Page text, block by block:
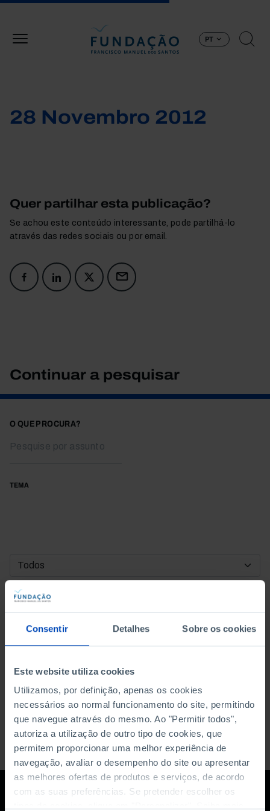
Consentir Detalhes Sobre os cookies
Este website utiliza cookies
Utilizamos, por definição, apenas os cookies
necessários ao normal funcionamento do site, permitindo
que navegue através do mesmo. Ao "Permitir todos",
autoriza a utilização de outro tipo de cookies, que
permitem proporcionar uma melhor experiência de
navegação, avaliar o desempenho do site ou apresentar
as melhores ofertas de produtos e serviços, de acordo
com as suas preferências. Se pretender escolher os
PT
28 Novembro 2012
Quer partilhar esta publicação?
Se achou este conteúdo interessante, pode partilhá-lo
através das redes sociais ou por email.
Continuar a pesquisar
O QUE PROCURA?
TEMA
DATA DE INÍCIO
DATA DE FIM